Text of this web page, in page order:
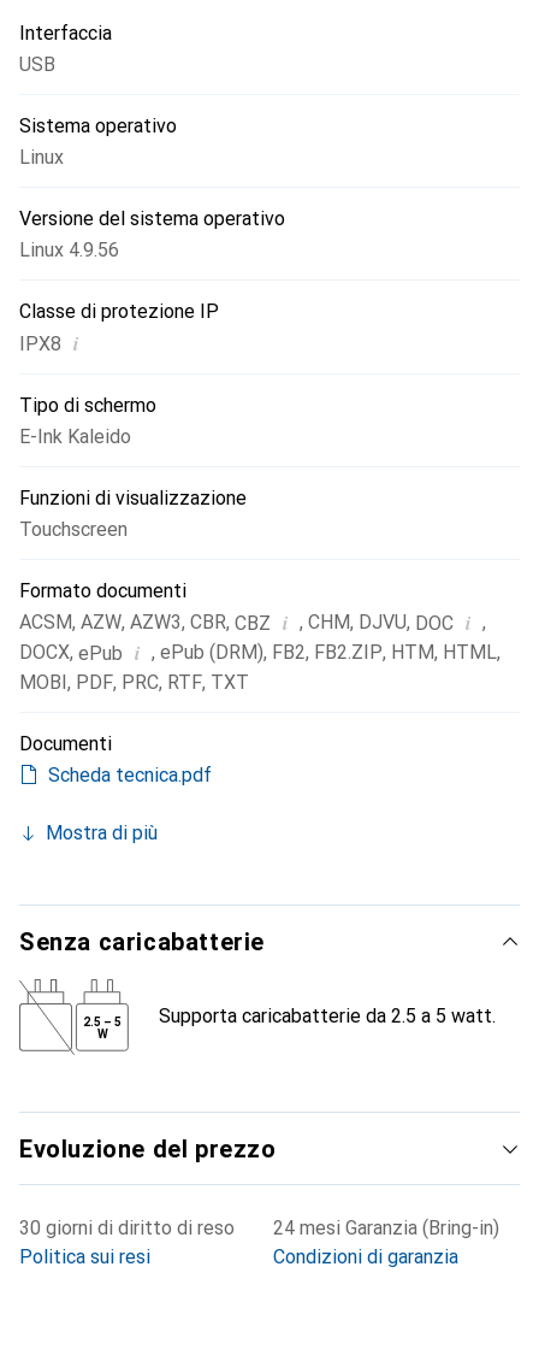
Interfaccia
USB
Sistema operativo
Linux
Versione del sistema operativo
Linux 4.9.56
Classe di protezione IP
IPX8 i
Tipo di schermo
E-Ink Kaleido
Funzioni di visualizzazione
Touchscreen
Formato documenti
ACSM, AZW, AZW3, CBR, CBZ i , CHM, DJVU, DOC i ,
DOCX, ePub i , ePub (DRM), FB2, FB2.ZIP, HTM, HTML,
MOBI, PDF, PRC, RTF, TXT
Documenti
Scheda tecnica.pdf
Mostra di più
Senza caricabatterie
2.5 – 5
W
Supporta caricabatterie da 2.5 a 5 watt.
Evoluzione del prezzo
30 giorni di diritto di reso
Politica sui resi
24 mesi Garanzia (Bring-in)
Condizioni di garanzia